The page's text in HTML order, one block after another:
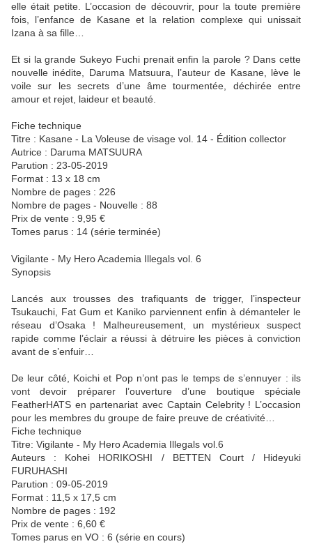
elle était petite. L’occasion de découvrir, pour la toute première
fois, l’enfance de Kasane et la relation complexe qui unissait
Izana à sa fille…
Et si la grande Sukeyo Fuchi prenait enfin la parole ? Dans cette
nouvelle inédite, Daruma Matsuura, l’auteur de Kasane, lève le
voile sur les secrets d’une âme tourmentée, déchirée entre
amour et rejet, laideur et beauté.
Fiche technique
Titre : Kasane - La Voleuse de visage vol. 14 - Édition collector
Autrice : Daruma MATSUURA
Parution : 23-05-2019
Format : 13 x 18 cm
Nombre de pages : 226
Nombre de pages - Nouvelle : 88
Prix de vente : 9,95 €
Tomes parus : 14 (série terminée)
Vigilante - My Hero Academia Illegals vol. 6
Synopsis
Lancés aux trousses des trafiquants de trigger, l’inspecteur
Tsukauchi, Fat Gum et Kaniko parviennent enfin à démanteler le
réseau d’Osaka ! Malheureusement, un mystérieux suspect
rapide comme l’éclair a réussi à détruire les pièces à conviction
avant de s’enfuir…
De leur côté, Koichi et Pop n’ont pas le temps de s’ennuyer : ils
vont devoir préparer l’ouverture d’une boutique spéciale
FeatherHATS en partenariat avec Captain Celebrity ! L’occasion
pour les membres du groupe de faire preuve de créativité…
Fiche technique
Titre: Vigilante - My Hero Academia Illegals vol.6
Auteurs : Kohei HORIKOSHI / BETTEN Court / Hideyuki
FURUHASHI
Parution : 09-05-2019
Format : 11,5 x 17,5 cm
Nombre de pages : 192
Prix de vente : 6,60 €
Tomes parus en VO : 6 (série en cours)